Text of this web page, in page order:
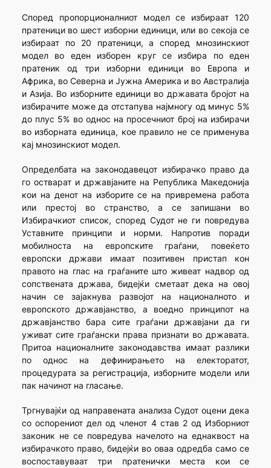
Според пропорционалниот модел се избираат 120
пратеници во шест изборни единици, или во секоја се
избираат по 20 пратеници, а според мнозинскиот
модел во еден изборен круг се избира по еден
пратеник од три изборни единици во Европа и
Африка, во Северна и Јужна Америка и во Австралија
и Азија. Во изборните единици во државата бројот на
избирачите може да отстапува најмногу од минус 5%
до плус 5% во однос на просечниот број на избирачи
во изборната единица, кое правило не се применува
кај мнозинскиот модел.
Определбата на законодавецот избирачко право да
го остварат и државјаните на Република Македонија
кои на денот на изборите се на привремена работа
или престој во странство, a се запишани во
Избирачкиот список, според Судот не ги повредува
Уставните принципи и норми. Напротив поради
мобилноста на европските граѓани, повеќето
европски држави имаат позитивен пристап кон
правото на глас на граѓаните што живеат надвор од
сопствената држава, бидејќи сметаат дека на овој
начин се зајакнува развојот на националното и
европското државјанство, а воедно принципот на
државјанство бара сите граѓани државјани да ги
уживат сите граѓански права признати во државата.
Притоа националните законодавства имаат разлики
по однос на дефинирањето на електоратот,
процедурата за регистрација, изборните модели или
пак начинот на гласање.
Тргнувајќи од направената анализа Судот оцени дека
со оспорениот дел од членот 4 став 2 од Изборниот
законик не се повредува начелото на еднаквост на
избирачкото право, бидејќи во оваа одредба само се
воспоставуваат три пратенички места кои се